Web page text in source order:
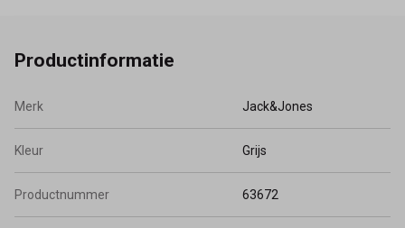
Productinformatie
Merk Jack&Jones
Kleur Grijs
Productnummer 63672